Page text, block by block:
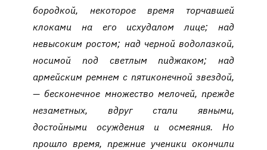
бородкой, некоторое время торчавшей
клоками на его исхудалом лице; над
невысоким ростом; над черной водолазкой,
носимой под светлым пиджаком; над
армейским ремнем с пятиконечной звездой,
— бесконечное множество мелочей, прежде
незаметных, вдруг стали явными,
достойными осуждения и осмеяния. Но
прошло время, прежние ученики окончили